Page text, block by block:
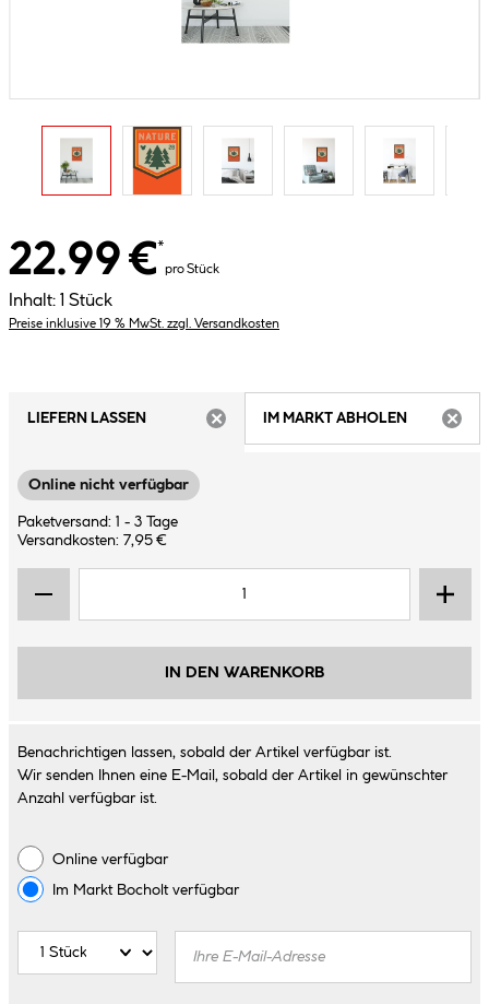
22.99 €*
pro Stück
Inhalt: 1 Stück
Preise inklusive 19 % MwSt. zzgl. Versandkosten
LIEFERN LASSEN
IM MARKT ABHOLEN
Online nicht verfügbar
Paketversand: 1 - 3 Tage
Versandkosten: 7,95 €
IN DEN WARENKORB
Benachrichtigen lassen, sobald der Artikel verfügbar ist.
Wir senden Ihnen eine E-Mail, sobald der Artikel in gewünschter
Anzahl verfügbar ist.
Online verfügbar
Im Markt Bocholtverfügbar